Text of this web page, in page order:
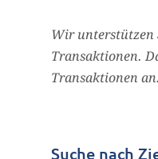
Wir unterstützen
Transaktionen.
Transaktionen
Suche nach